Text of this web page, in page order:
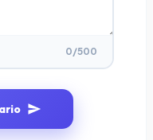
0/500